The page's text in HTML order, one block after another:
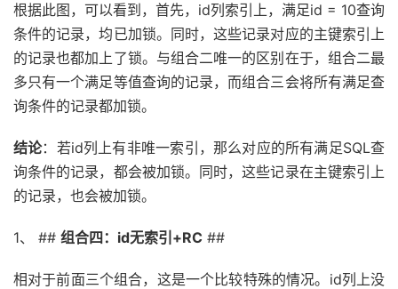
根据此图，可以看到，首先，id列索引上，满足id = 10查询
条件的记录，均已加锁。同时，这些记录对应的主键索引上
的记录也都加上了锁。与组合二唯一的区别在于，组合二最
多只有一个满足等值查询的记录，而组合三会将所有满足查
询条件的记录都加锁。
结论：若id列上有非唯一索引，那么对应的所有满足SQL查
询条件的记录，都会被加锁。同时，这些记录在主键索引上
的记录，也会被加锁。
1、 ## 组合四：id无索引+RC ##
相对于前面三个组合，这是一个比较特殊的情况。id列上没